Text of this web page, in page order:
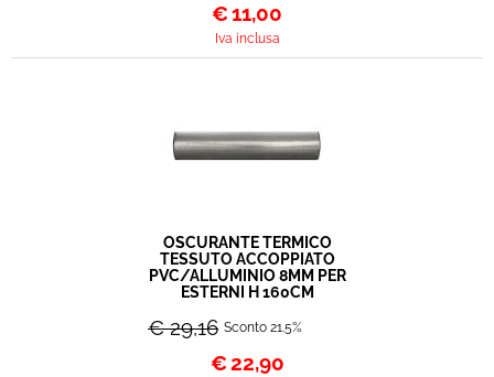
€11,00
Iva inclusa
OSCURANTE TERMICO
TESSUTO ACCOPPIATO
PVC/ALLUMINIO 8MM PER
ESTERNI H 160CM
€ 29,16 Sconto 21.5%
€22,90